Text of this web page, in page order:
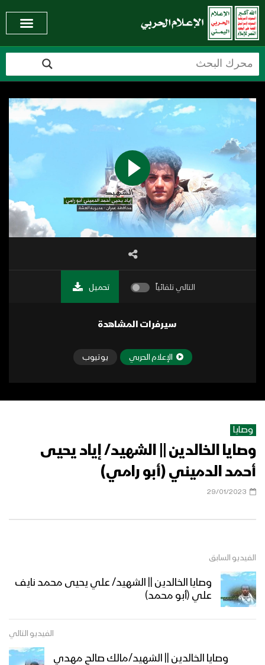
التالي تلقائياً تحميل
سيرفرات المشاهدة
الإعلام الحربي يوتيوب
وصايا
وصايا الخالدين || الشهيد/ إياد يحيى
أحمد الدميني (أبو رامي)
29/01/2023
الفيديو السابق
وصايا الخالدين || الشهيد/ علي يحيى محمد نايف
علي (أبو محمد)
الفيديو التالي
وصايا الخالدين || الشهيد/مالك صالح مهدي